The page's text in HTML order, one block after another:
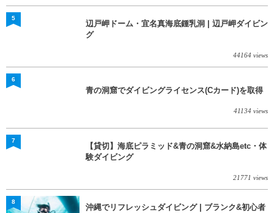
辺戸岬ドーム・宜名真海底鍾乳洞 | 辺戸岬ダイビン
グ
44164 views
5
青の洞窟でダイビングライセンス(Cカード)を取得
41134 views
6
【貸切】海底ピラミッド&青の洞窟&水納島etc・体
験ダイビング
21771 views
7
沖縄でリフレッシュダイビング | ブランク&初心者
8